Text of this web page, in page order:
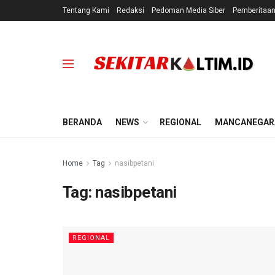
Tentang Kami Redaksi Pedoman Media Siber
BERANDA NEWS REGIONAL
Home Tag nasibpetani
Tag: nasibpetani
REGIONAL